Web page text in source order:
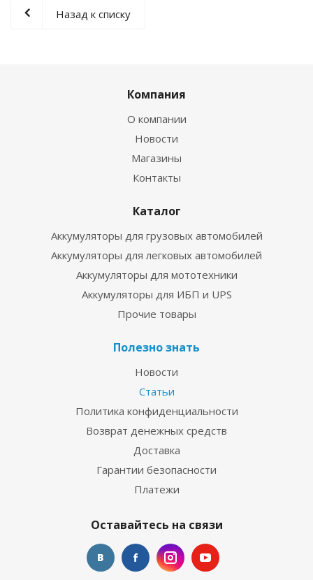
Назад к списку
Компания
О компании
Новости
Магазины
Контакты
Каталог
Аккумуляторы для грузовых автомобилей
Аккумуляторы для легковых автомобилей
Аккумуляторы для мототехники
Аккумуляторы для ИБП и UPS
Прочие товары
Полезно знать
Новости
Статьи
Политика конфиденциальности
Возврат денежных средств
Доставка
Гарантии безопасности
Платежи
Оставайтесь на связи